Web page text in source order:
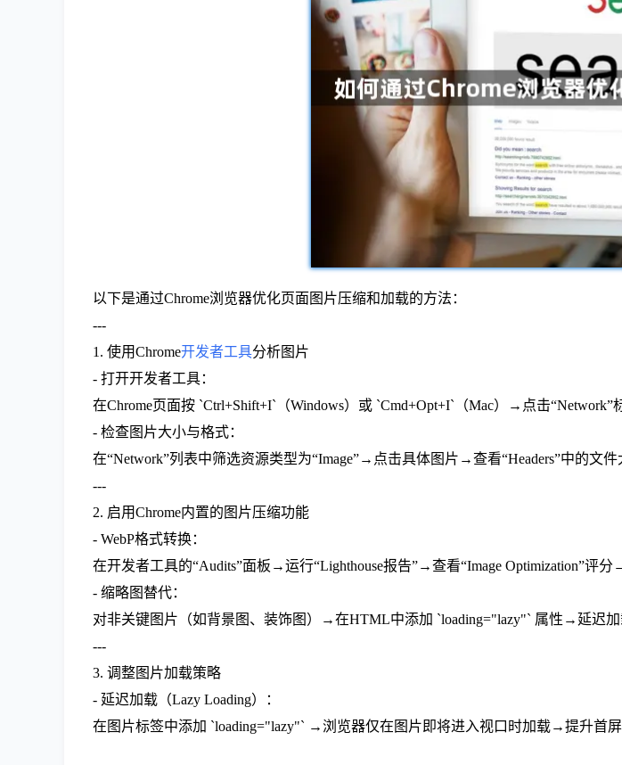
以下是通过Chrome浏览器优化页面图片压缩和加载的方法：
---
1. 使用Chrome开发者工具分析图片
- 打开开发者工具：
在Chrome页面按 `Ctrl+Shift+I`（Windows）或 `Cmd+Opt+I`（Mac）→点击
- 检查图片大小与格式：
在“Network”列表中筛选资源类型为“Image”→点击具体图片→查看“Headers”中的文
---
2. 启用Chrome内置的图片压缩功能
- WebP格式转换：
在开发者工具的“Audits”面板→运行“Lighthouse报告”→查看“Image Optimization”评
- 缩略图替代：
对非关键图片（如背景图、装饰图）→在HTML中添加 `loading="lazy"` 属性→延迟加
---
3. 调整图片加载策略
- 延迟加载（Lazy Loading）：
在图片标签中添加 `loading="lazy"` →浏览器仅在图片即将进入视口时加载→提升首屏